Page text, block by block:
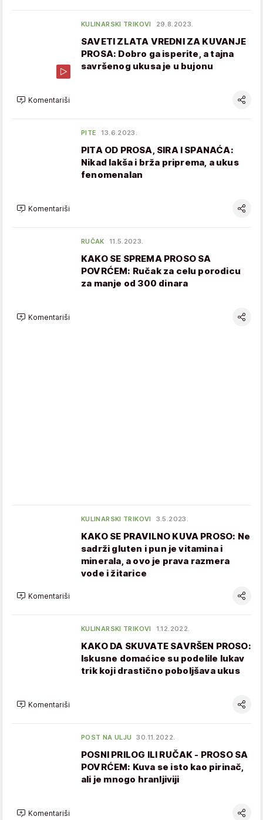
KULINARSKI TRIKOVI 29.8.2023.
SAVETI ZLATA VREDNI ZA KUVANJE
PROSA: Dobro ga isperite, a tajna
savršenog ukusa je u bujonu
Komentariši
PITE 13.6.2023.
PITA OD PROSA, SIRA I SPANAĆA:
Nikad lakša i brža priprema, a ukus
fenomenalan
Komentariši
RUČAK 11.5.2023.
KAKO SE SPREMA PROSO SA
POVRĆEM: Ručak za celu porodicu
za manje od 300 dinara
Komentariši
KULINARSKI TRIKOVI 3.5.2023.
KAKO SE PRAVILNO KUVA PROSO: Ne
sadrži gluten i pun je vitamina i
minerala, a ovo je prava razmera
vode i žitarice
Komentariši
KULINARSKI TRIKOVI 1.12.2022.
KAKO DA SKUVATE SAVRŠEN PROSO:
Iskusne domaćice su podelile lukav
trik koji drastično poboljšava ukus
Komentariši
POST NA ULJU 30.11.2022.
POSNI PRILOG ILI RUČAK - PROSO SA
POVRĆEM: Kuva se isto kao pirinač,
ali je mnogo hranljiviji
Komentariši